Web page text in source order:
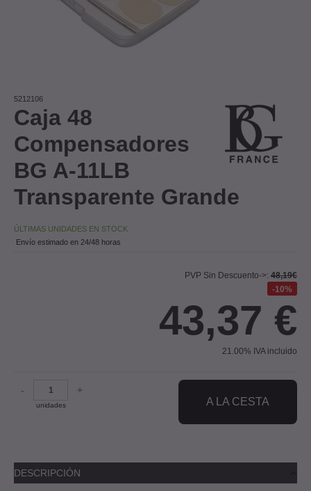
5212106
Caja 48
Compensadores
BG A-11LB
Transparente Grande
ÚLTIMAS UNIDADES EN STOCK
Envío estimado en 24/48 horas
PVP Sin Descuento->: 48,19€
10%
43,37 €
21.00% IVA incluido
-
unidades
+
A LA CESTA
DESCRIPCIÓN